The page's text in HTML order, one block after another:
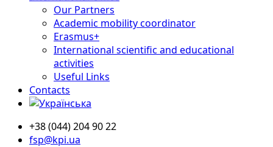
Our Partners
Academic mobility coordinator
Erasmus+
International scientific and educational
activities
Useful Links
Contacts
+38 (044) 204 90 22
fsp@kpi.ua